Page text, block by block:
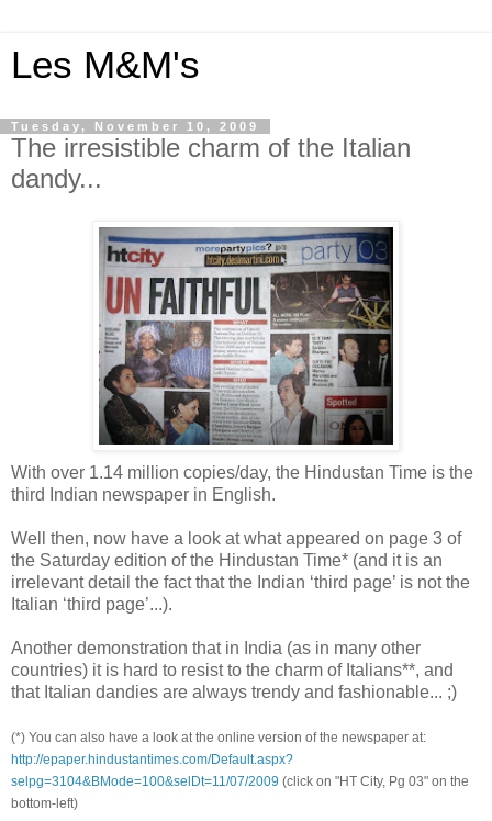
Les M&M's
Tuesday, November 10, 2009
The irresistible charm of the Italian
dandy...
With over 1.14 million copies/day, the Hindustan Time is the
third Indian newspaper in English.
Well then, now have a look at what appeared on page 3 of
the Saturday edition of the Hindustan Time* (and it is an
irrelevant detail the fact that the Indian ‘third page’ is not the
Italian ‘third page’...).
Another demonstration that in India (as in many other
countries) it is hard to resist to the charm of Italians**, and
that Italian dandies are always trendy and fashionable... ;)
(*) You can also have a look at the online version of the newspaper at:
http://epaper.hindustantimes.com/Default.aspx?
selpg=3104&BMode=100&selDt=11/07/2009 (click on "HT City, Pg 03" on the
bottom-left)